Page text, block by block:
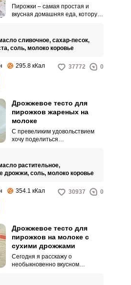
Пирожки – самая простая и
вкусная домашняя еда, которую
быть любой.
сливочное, сахар-песок,
соль, молоко коровье
295.8 кКал 37772 0
Дрожжевое тесто для
пирожков жареных на
молоке
С превеликим удовольствием
хочу поделиться
приготовленного на молоке.
Процесс приготовления теста
растительное,
дрожжи, соль, молоко коровье
354.1 кКал 30937 0
Дрожжевое тесто для
пирожков на молоке с
сухими дрожжами
Сегодня я расскажу о
необыкновенно вкусном